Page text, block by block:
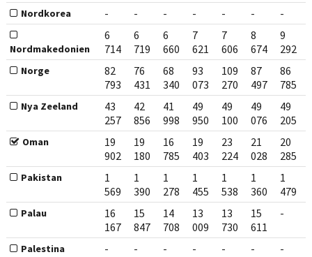
Nordkorea - - - - - - -
Nordmakedonien
6
714
6
719
6
660
7
621
7
606
8
674
9
292
Norge
82
793
76
431
68
340
93
073
109
270
87
497
86
785
Nya Zeeland
43
257
42
856
41
998
49
950
49
100
49
076
49
205
Oman
19
902
19
180
16
785
19
403
23
224
21
028
20
285
Pakistan
1
569
1
390
1
278
1
455
1
538
1
360
1
479
Palau
16
167
15
847
14
708
13
009
13
730
15
611
-
Palestina - - - - - - -